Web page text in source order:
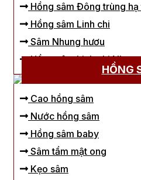
Hồng sâm Đông trùng hạ
Hồng sâm Linh chi
Sâm Nhung hươu
Hồng sâm Linh chi
HỒNG
Cao hồng sâm
Nước hồng sâm
Hồng sâm baby
Sâm tẩm mật ong
Kẹo sâm